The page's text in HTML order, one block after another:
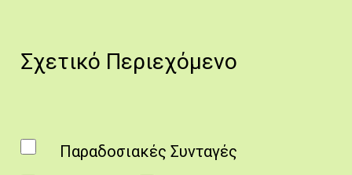
Σχετικό Περιεχόμενο
Παραδοσιακές Συνταγές